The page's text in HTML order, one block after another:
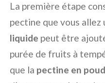
La première étape
pectine que vous allez
liquide peut être
purée de fruits à
que la pectine en